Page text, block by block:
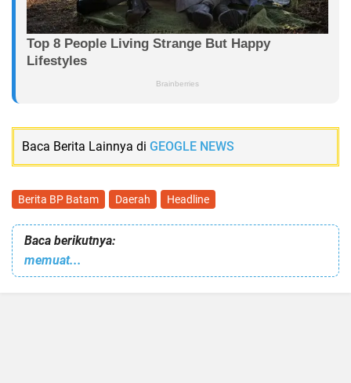
Baca Berita Lainnya di GEOGLE NEWS
Berita BP Batam Daerah Headline
Baca berikutnya:
memuat...